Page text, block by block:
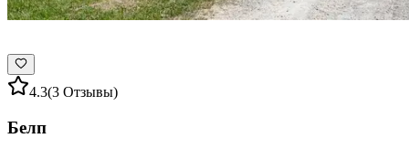
4.3(3 Отзывы)
Белп